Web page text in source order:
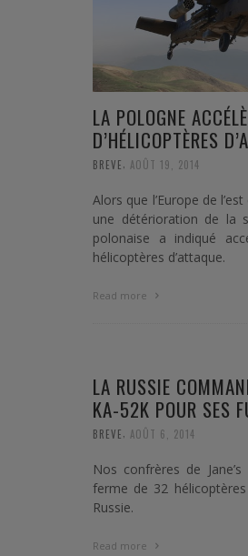
LA POLOGNE
D’HÉLICOPTÈRES
BREVE, AOÛT 19, 2014
Alors que l’Europe de
une détérioration de la
polonaise a indiqué
hélicoptères d’attaque.
Read more
LA RUSSIE
KA-52K POUR SES
BREVE, AOÛT 6, 2014
Nos confrères de
ferme de 32
Russie.
Read more